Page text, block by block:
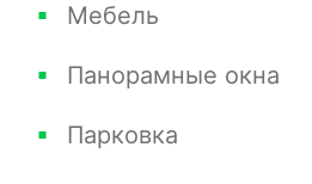
Мебель
Панорамные окна
Парковка